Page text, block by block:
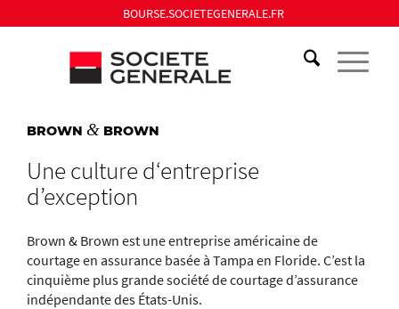
BOURSE.SOCIETEGENERALE.FR
BROWN & BROWN
Une culture d‘entreprise
d’exception
Brown & Brown est une entreprise américaine de
courtage en assurance basée à Tampa en Floride. C’est la
cinquième plus grande société de courtage d’assurance
indépendante des États-Unis.